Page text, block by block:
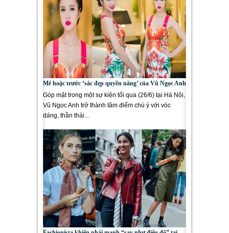
Mê hoặc trước ‘sắc đẹp quyền năng’ của Vũ Ngọc Anh
Góp mặt trong một sự kiện tối qua (26/6) tại Hà Nội,
Vũ Ngọc Anh trở thành tâm điểm chú ý với vóc
dáng, thần thái...